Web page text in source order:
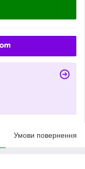
Умови повернення